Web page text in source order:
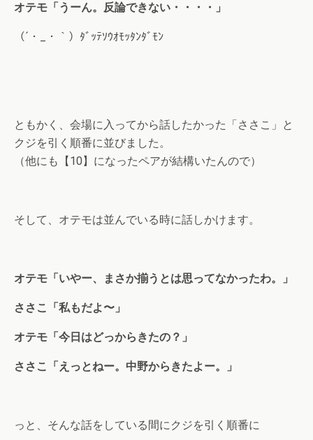
オテモ「うーん。反論できない・・・・」
（´・_・｀）ﾀﾞｯﾃｿｳｵﾓｯﾀﾝﾀﾞﾓﾝ
ともかく、会場に入ってから話したかった「ささこ」と
クジを引く順番に並びました。
（他にも【10】になったペアが結構いたんので）
そして、オテモは並んでいる時に話しかけます。
オテモ「いやー、まさか揃うとは思ってなかったわ。」
ささこ「私もだよ〜」
オテモ「今日はどっからきたの？」
ささこ「えっとねー。中野からきたよー。」
っと、そんな話をしている間にクジを引く順番に